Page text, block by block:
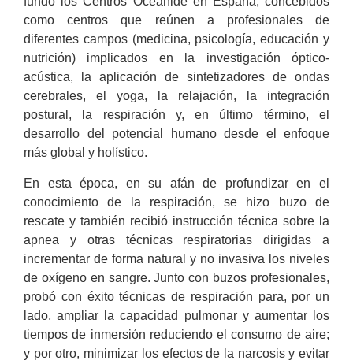
como centros que reúnen a profesionales de
diferentes campos (medicina, psicología, educación y
nutrición) implicados en la investigación óptico-
acústica, la aplicación de sintetizadores de ondas
cerebrales, el yoga, la relajación, la integración
postural, la respiración y, en último término, el
desarrollo del potencial humano desde el enfoque
más global y holístico.
En esta época, en su afán de profundizar en el
conocimiento de la respiración, se hizo buzo de
rescate y también recibió instrucción técnica sobre la
apnea y otras técnicas respiratorias dirigidas a
incrementar de forma natural y no invasiva los niveles
de oxígeno en sangre. Junto con buzos profesionales,
probó con éxito técnicas de respiración para, por un
lado, ampliar la capacidad pulmonar y aumentar los
tiempos de inmersión reduciendo el consumo de aire;
y por otro, minimizar los efectos de la narcosis y evitar